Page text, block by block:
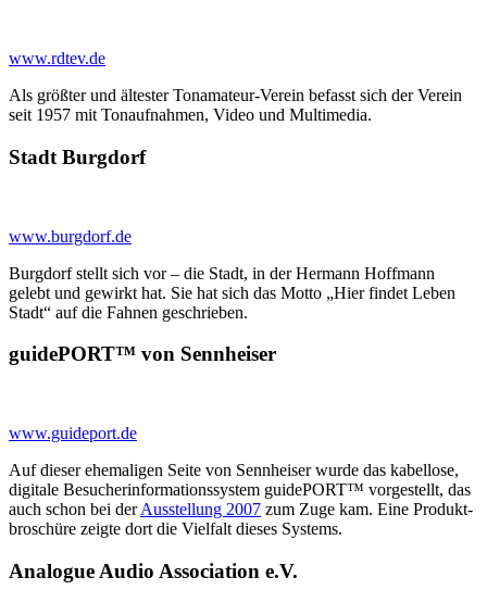
www.rdtev.de
Als größter und ältester Tonamateur-Verein befasst sich der Verein
seit 1957 mit Tonaufnahmen, Video und Multimedia.
Stadt Burgdorf
www.burgdorf.de
Burgdorf stellt sich vor – die Stadt, in der Hermann Hoffmann
gelebt und gewirkt hat. Sie hat sich das Motto „Hier findet Leben
Stadt“ auf die Fahnen geschrieben.
guidePORT™ von Sennheiser
www.guideport.de
Auf dieser ehemaligen Seite von Sennheiser wurde das kabel­lose,
digi­tale Besucher­infor­mations­system guidePORT™ vorgestellt, das
auch schon bei derAusstellung 2007 zum Zuge kam. Eine Produkt­
broschüre zeigte dort die Vielfalt dieses Systems.
Analogue Audio Association e.V.